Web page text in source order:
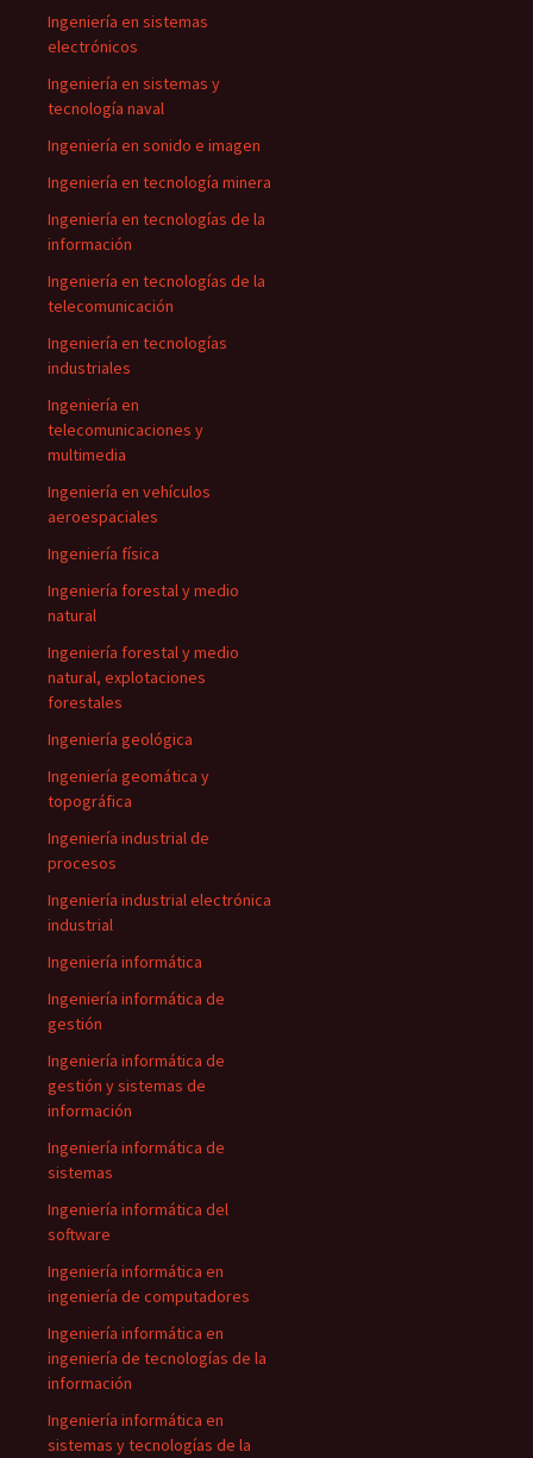
Ingeniería en sistemas
electrónicos
Ingeniería en sistemas y
tecnología naval
Ingeniería en sonido e imagen
Ingeniería en tecnología minera
Ingeniería en tecnologías de la
información
Ingeniería en tecnologías de la
telecomunicación
Ingeniería en tecnologías
industriales
Ingeniería en
telecomunicaciones y
multimedia
Ingeniería en vehículos
aeroespaciales
Ingeniería física
Ingeniería forestal y medio
natural
Ingeniería forestal y medio
natural, explotaciones
forestales
Ingeniería geológica
Ingeniería geomática y
topográfica
Ingeniería industrial de
procesos
Ingeniería industrial electrónica
industrial
Ingeniería informática
Ingeniería informática de
gestión
Ingeniería informática de
gestión y sistemas de
información
Ingeniería informática de
sistemas
Ingeniería informática del
software
Ingeniería informática en
ingeniería de computadores
Ingeniería informática en
ingeniería de tecnologías de la
información
Ingeniería informática en
sistemas y tecnologías de la